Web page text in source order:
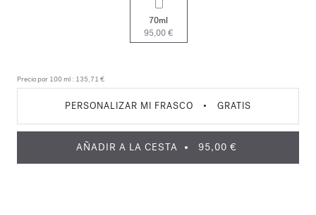
70ml
95,00 €
Precio por 100 ml : 135,71 €
PERSONALIZAR MI FRASCO • GRATIS
AÑADIR A LA CESTA 95,00 €